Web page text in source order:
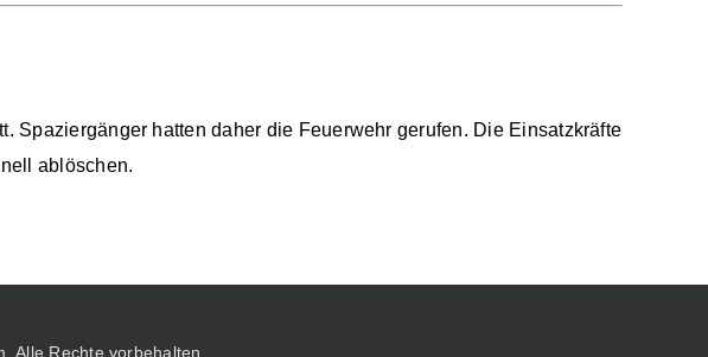
Spaziergänger hatten daher die Feuerwehr gerufen. Die Einsatzkräfte
ablöschen.
Alle Rechte vorbehalten.